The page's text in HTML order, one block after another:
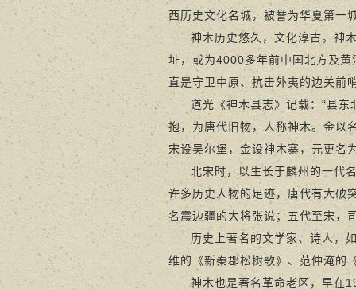
西历史文化名城，被誉为华夏第一
神木历史悠久，文化淳古。神
址，或为4000多年前中国北方及
直是守卫中原、抗击外夷的边关前
道光《神木县志》记载：“县
抱，为唐代旧物，人称神木。金以
宋设吴尔堡，金设神木寨，元更名
北宋时，以生长于麟州的一代
许多历史人物的足迹，唐代有大破
名震边疆的大将张说；五代至宋，
历史上著名的文学家、诗人，
维的《新秦郡松树歌》、范仲淹的
神木也是著名革命老区，早在